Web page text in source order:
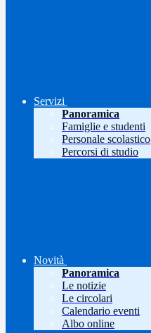
Servizi
Panoramica
Famiglie e studenti
Personale scolastico
Percorsi di studio
Novità
Panoramica
Le notizie
Le circolari
Calendario eventi
Albo online